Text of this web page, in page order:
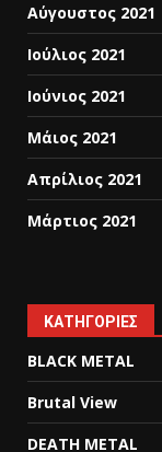
Αύγουστος 2021
Ιούλιος 2021
Ιούνιος 2021
Μάιος 2021
Απρίλιος 2021
Μάρτιος 2021
KΑΤΗΓΟΡΊΕΣ
BLACK METAL
Brutal View
DEATH METAL